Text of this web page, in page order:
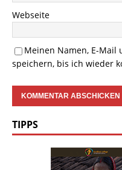
Webseite
Meinen Namen, E-Mail
speichern, bis ich wieder
TIPPS